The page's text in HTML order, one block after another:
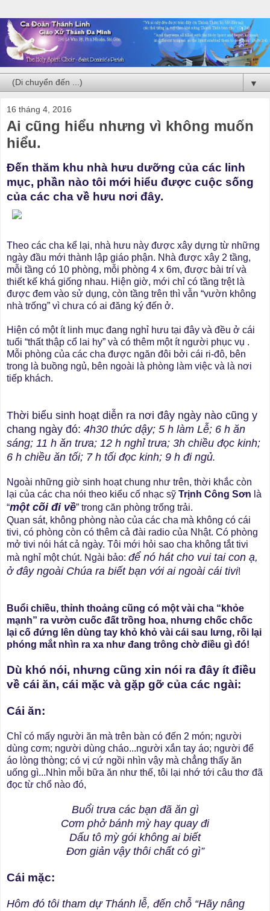
▼
16 tháng 4, 2016
Ai cũng hiểu nhưng vì không muốn
hiểu.
Đến thăm khu nhà hưu dưỡng của các linh
mục, phần nào tôi mới hiểu được cuộc sống
của các cha về hưu nơi đây.
Theo các cha kể lại, nhà hưu này được xây dựng từ những
ngày đầu mới thành lập giáo phận. Nhà được xây 2 tầng,
mỗi tầng có 10 phòng, mỗi phòng 4 x 6m, được bài trí và
thiết kế khá giống nhau. Hiện giờ, mới chỉ có tầng trệt là
được đem vào sử dụng, còn tầng trên thì vẫn “vườn không
nhà trống” vì chưa có ai đăng ký đến ở.
Hiện có một ít linh mục đang nghỉ hưu tại đây và đều ở cái
tuổi “thất thập cổ lai hy” và có thêm một ít người phục vụ .
Mỗi phòng của các cha được ngăn đôi bởi cái ri-đô, bên
trong là buồng ngủ, bên ngoài là phòng làm việc và là nơi
tiếp khách.
Thời biểu sinh hoạt diễn ra nơi đây ngày nào cũng y
chang ngày đó: 4h30 thức dậy; 5 h làm Lễ; 6 h ăn
sáng; 11 h ăn trưa; 12 h nghỉ trưa; 3h chiều đọc kinh;
6 h chiều ăn tối; 7 h tối đọc kinh; 9 h đi ngủ.
Ngoài những giờ sinh hoạt chung như trên, thời khắc còn
lại của các cha nói theo kiểu cố nhạc sỹ Trịnh Công Sơn là
“một cõi đi về” trong căn phòng trống trải.
Quan sát, không phòng nào của các cha mà không có cái
tivi, có phòng còn có thêm cả đài radio của Nhật. Có phòng
mở tivi nói hát cả ngày. Tôi mới hỏi sao cha không tắt tivi
mà nghỉ một chút. Ngài bảo: để nó hát cho vui tai con ạ,
ở đây ngoài Chúa ra biết bạn với ai ngoài cái tivi!
Buổi chiều, thỉnh thoảng cũng có một vài cha “khỏe
mạnh” ra vườn cuốc đất trồng hoa, nhưng chốc chốc
lại cố đứng lên dùng tay khỏ khỏ vài cái sau lưng, rồi lại
phóng mắt nhìn ra xa như đang trông chờ điều gì đó!
Dù khó nói, nhưng cũng xin nói ra đây ít điều
về cái ăn, cái mặc và gặp gỡ của các ngài:
Cái ăn:
Chỉ có mấy người ăn mà trên bàn có đến 2 món; người
dùng cơm; người dùng cháo...người xắn tay áo; người để
áo lòng thòng; có vị cứ ngồi nhìn vậy mà chẳng thấy ăn
uống gì...Nhìn mỗi bữa ăn như thế, tôi lại nhớ tới câu thơ đã
đọc từ chổ nào đó,
Buổi trưa các bạn đã ăn gì
Cơm phở bánh mỳ hay quay đi
Dấu tô mỳ gói không ai biết
Đơn giản vậy thôi chất có gì”
Cái mặc:
Hôm đó tôi tham dự Thánh lễ, đến chỗ “Hãy nâng